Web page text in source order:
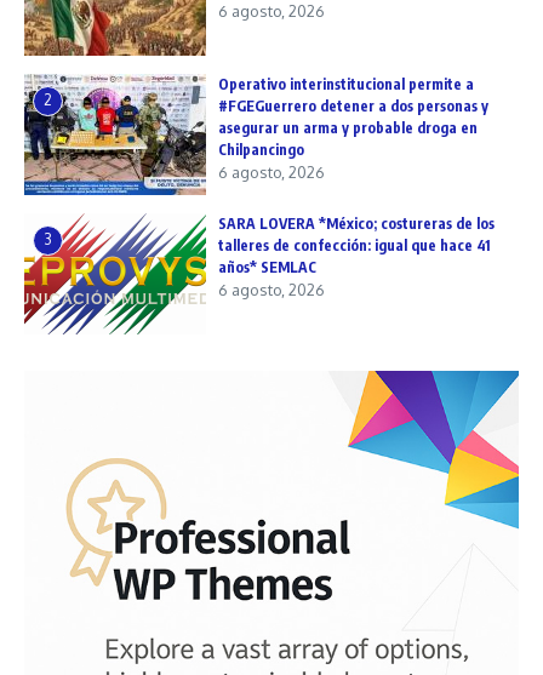
6 agosto, 2026
2
Operativo interinstitucional permite a
#FGEGuerrero detener a dos personas y
asegurar un arma y probable droga en
Chilpancingo
6 agosto, 2026
3
SARA LOVERA *México; costureras de los
talleres de confección: igual que hace 41
años* SEMLAC
6 agosto, 2026